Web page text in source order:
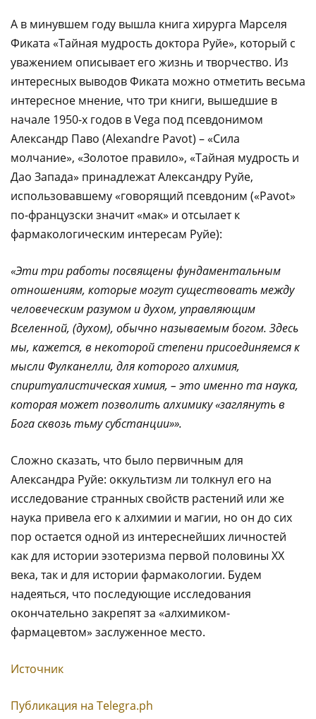
А в минувшем году вышла книга хирурга Марселя
Фиката «Тайная мудрость доктора Руйе», который с
уважением описывает его жизнь и творчество. Из
интересных выводов Фиката можно отметить весьма
интересное мнение, что три книги, вышедшие в
начале 1950-х годов в Vega под псевдонимом
Александр Паво (Alexandre Pavot) – «Сила
молчание», «Золотое правило», «Тайная мудрость и
Дао Запада» принадлежат Александру Руйе,
использовавшему «говорящий псевдоним («Pavot»
по-французски значит «мак» и отсылает к
фармакологическим интересам Руйе):
«Эти три работы посвящены фундаментальным
отношениям, которые могут существовать между
человеческим разумом и духом, управляющим
Вселенной, (духом), обычно называемым богом. Здесь
мы, кажется, в некоторой степени присоединяемся к
мысли Фулканелли, для которого алхимия,
спиритуалистическая химия, – это именно та наука,
которая может позволить алхимику «заглянуть в
Бога сквозь тьму субстанции»».
Сложно сказать, что было первичным для
Александра Руйе: оккультизм ли толкнул его на
исследование странных свойств растений или же
наука привела его к алхимии и магии, но он до сих
пор остается одной из интереснейших личностей
как для истории эзотеризма первой половины XX
века, так и для истории фармакологии. Будем
надеяться, что последующие исследования
окончательно закрепят за «алхимиком-
фармацевтом» заслуженное место.
Источник
Публикация на Тelegra.ph